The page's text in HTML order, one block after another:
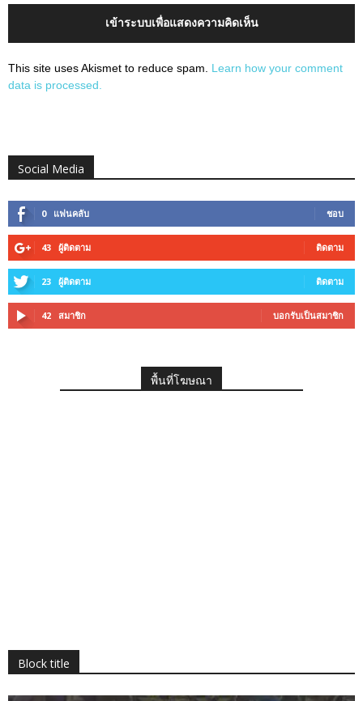
เข้าระบบเพื่อแสดงความคิดเห็น
This site uses Akismet to reduce spam. Learn how your comment
data is processed.
Social Media
0 แฟนคลับ ชอบ
43 ผู้ติดตาม ติดตาม
23 ผู้ติดตาม ติดตาม
42 สมาชิก บอกรับเป็นสมาชิก
พื้นที่โฆษณา
Block title